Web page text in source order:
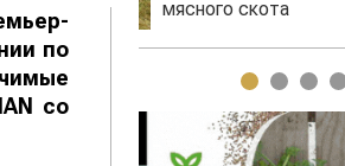
по
со
1 2 3 4